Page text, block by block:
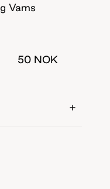
Vams
50 NOK